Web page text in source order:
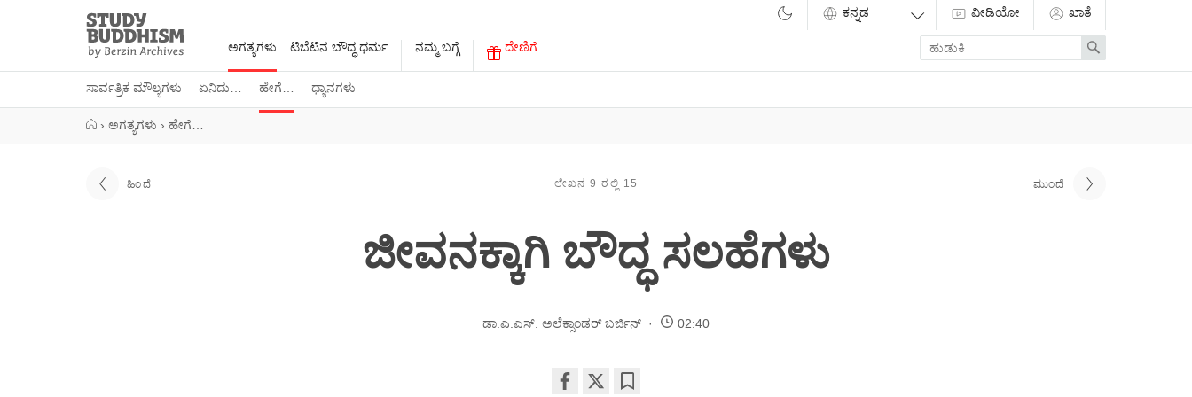
Study
Buddhism
Home
ಅಗತ್ಯಗಳು
ಸಾರ್ವತ್ರಿಕ ಮೌಲ್ಯಗಳು ಏನಿದು… ಹೇಗೆ… ಧ್ಯಾನಗಳು
ಟಿಬೆಟಿನ ಬೌದ್ಧ ಧರ್ಮ ನಮ್ಮ ಬಗ್ಗೆ ದೇಣಿಗೆ
ವೀಡಿಯೋ ಖಾತೆ
Enter
search
term
Search
› ಅಗತ್ಯಗಳು › ಹೇಗೆ…
ಹಿಂದೆ ಲೇಖನ 9 ರಲ್ಲಿ 15 ಮುಂದೆ
ಜೀವನಕ್ಕಾಗಿ ಬೌದ್ಧ ಸಲಹೆಗಳು
ಡಾ.ಎ.ಎಸ್. ಅಲೆಕ್ಸಾಂಡರ್ ಬರ್ಜಿನ್ 02:40